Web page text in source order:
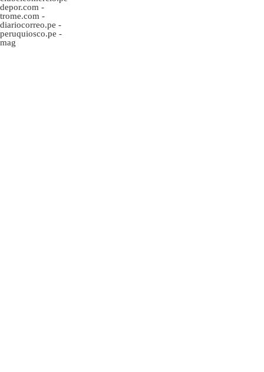
depor.com -
trome.com -
diariocorreo.pe -
peruquiosco.pe -
mag